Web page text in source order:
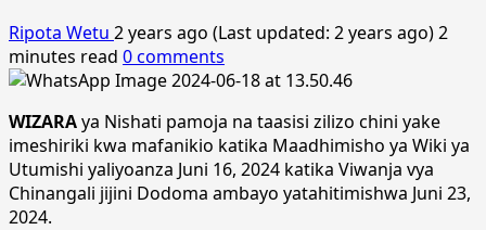
Ripota Wetu 2 years ago (Last updated: 2 years ago)2
minutes read 0 comments
WIZARAya Nishati pamoja na taasisi zilizo chini yake
imeshiriki kwa mafanikio katika Maadhimisho ya Wiki ya
Utumishi yaliyoanza Juni 16, 2024 katika Viwanja vya
Chinangali jijini Dodoma ambayo yatahitimishwa Juni 23,
2024.